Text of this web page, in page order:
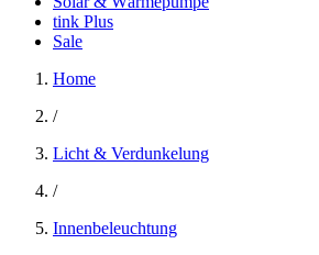
tink Plus
Sale
Home
/
Licht & Verdunkelung
/
Innenbeleuchtung